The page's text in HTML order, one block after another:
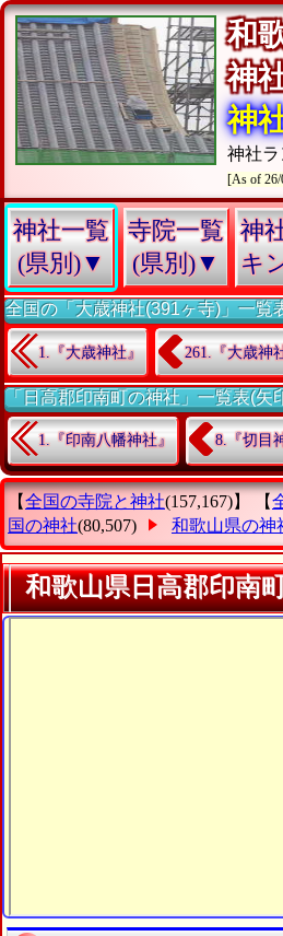
和
神
神
神社
[As of 26/
神社一覧
(県別)▼
寺院一覧
(県別)▼
神
キ
全国の「大歳神社(391ヶ寺)」一覧
1.『大歳神社』 261.『大歳神
「日高郡印南町の神社」一覧表(矢
1.『印南八幡神社』 8.『切目
【全国の寺院と神社(157,167)】 【
国の神社(80,507) 和歌山県の神
和歌山県日高郡印南